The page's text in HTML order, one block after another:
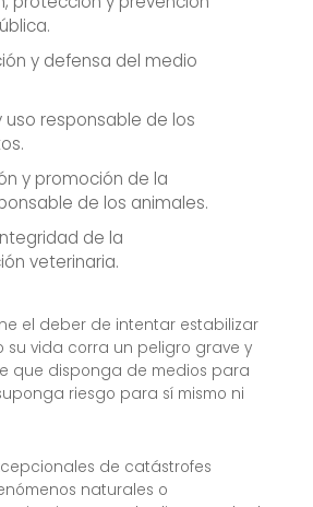
y defensa del medio
uso responsable de los
y promoción de la
de los animales.
de la
veterinaria.
el deber de intentar estabilizar
su vida corra un peligro grave y
que disponga de medios para
riesgo para sí mismo ni
de catástrofes
naturales o